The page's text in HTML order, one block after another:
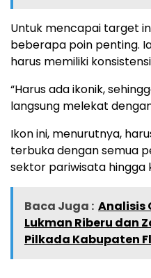
Untuk mencapai target
beberapa poin penting.
harus memiliki
“Harus ada ikonik,
langsung melekat
Ikon ini, menurutnya,
terbuka dengan semua
sektor pariwisata hingga
Baca Juga : Analisis
Lukman Riberu dan
Pilkada Kabupaten